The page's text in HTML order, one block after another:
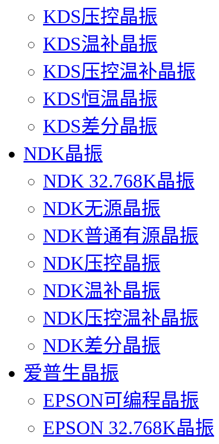
KDS压控晶振
KDS温补晶振
KDS压控温补晶振
KDS恒温晶振
KDS差分晶振
NDK晶振
NDK 32.768K晶振
NDK无源晶振
NDK普通有源晶振
NDK压控晶振
NDK温补晶振
NDK压控温补晶振
NDK差分晶振
爱普生晶振
EPSON可编程晶振
EPSON 32.768K晶振